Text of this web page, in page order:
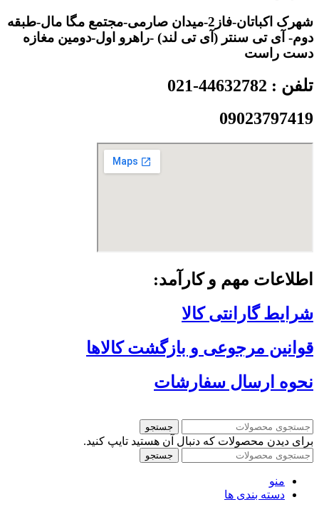
شهرک اکباتان-فاز2-میدان صارمی-مجتمع مگا مال-طبقه
دوم- آی تی سنتر (آی تی لند) -راهرو اول-دومین مغازه
دست راست
تلفن : 44632782-021
09023797419
اطلاعات مهم و کارآمد:
شرایط گارانتی کالا
قوانین مرجوعی و بازگشت کالاها
نحوه ارسال سفارشات
جستجو
برای دیدن محصولات که دنبال آن هستید تایپ کنید.
جستجو
منو
دسته بندی ها